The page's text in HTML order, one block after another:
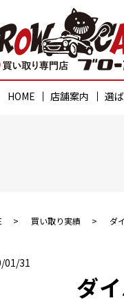
HOME 店舗案内 選
買い取り実績 ダ
01/31
ダ